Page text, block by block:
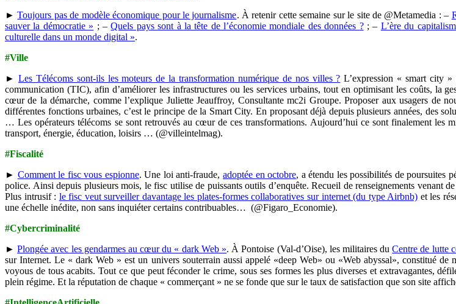
►Toujours pas de modèle économique pour le journalisme. À retenir cette semaine sur le site de @Metamedia : –
sauver la démocratie » ; –Quels pays sont à la tête de l’économie mondiale des données ?; – L’ère du
culturelle dans un monde digital ».
#Ville
► Les Télécoms sont-ils les moteurs de la transformation numérique de nos villes ? L’expression « smart city
communication (TIC), afin d’améliorer les infrastructures ou les services urbains, tout en optimisant les coûts, la
cœur de la démarche, comme l’explique Juliette Jeauffroy, Consultante mc2i Groupe. Proposer aux usagers de
différentes fonctions urbaines, c’est le principe de la Smart City. En proposant déjà depuis plusieurs années, des
… Les opérateurs télécoms se sont retrouvés au cœur de ces transformations. Aujourd’hui ce sont finalement les
transport, énergie, éducation, loisirs … (@villeintelmag).
#Fiscalité
► Comment le fisc vous espionne. Une loi anti-fraude, adoptée en octobre, a étendu les possibilités de poursuites
police. Ainsi depuis plusieurs mois, le fisc utilise de puissants outils d’enquête. Recueil de renseignements venant
Plus intrusif : le fisc veut surveiller davantage les plates-formes collaboratives sur internet (du type Airbnb) et les
une échelle inédite, non sans inquiéter certains contribuables… (@Figaro_Economie).
#Cybercriminalité
►Plongée avec les gendarmes au cœur du « dark Web ». À Pontoise (Val-d’Oise), les militaires duCentre de lutte
sur Internet. Le « dark Web » est un univers souterrain aussi appelé «deep Web» ou «Web abyssal», constitué
voyous de tous acabits. Tout ce que peut féconder le crime, sous ses formes les plus diverses et extravagantes,
plein régime. Et la réputation de chaque « commerçant » ne se fonde que sur le taux de satisfaction que son site